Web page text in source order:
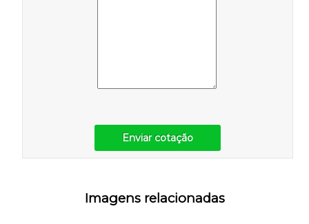
Enviar cotação
Imagens relacionadas